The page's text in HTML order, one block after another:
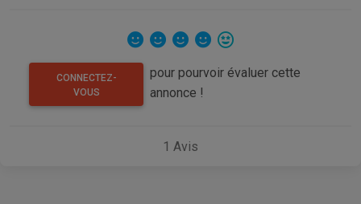
CONNECTEZ-
VOUS
pour pourvoir évaluer cette
annonce !
1 Avis